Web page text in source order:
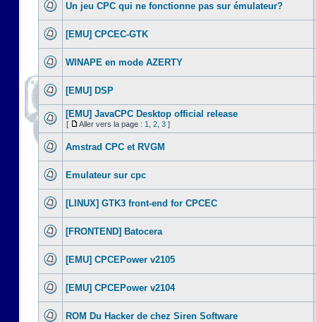
Un jeu CPC qui ne fonctionne pas sur émulateur?
[EMU] CPCEC-GTK
WINAPE en mode AZERTY
[EMU] DSP
[EMU] JavaCPC Desktop official release
[ Aller vers la page : 1 2 3 ]
Amstrad CPC et RVGM
Emulateur sur cpc
[LINUX] GTK3 front-end for CPCEC
[FRONTEND] Batocera
[EMU] CPCEPower v2105
[EMU] CPCEPower v2104
ROM Du Hacker de chez Siren Software